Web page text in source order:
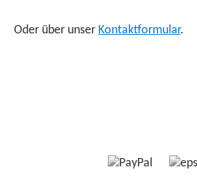
Oder über unser Kontaktformular.